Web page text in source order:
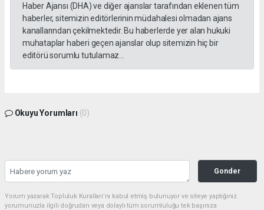
Haber Ajansı (DHA) ve diğer ajanslar tarafından eklenen tüm
haberler, sitemizin editörlerinin müdahalesi olmadan ajans
kanallarından çekilmektedir. Bu haberlerde yer alan hukuki
muhataplar haberi geçen ajanslar olup sitemizin hiç bir
editörü sorumlu tutulamaz...
Okuyu Yorumları (0)
Gonder
Yorum yazarak Topluluk Kuralları’nı kabul etmiş bulunuyor ve siteye yaptığınız
yorumunuzla ilgili doğrudan veya dolaylı tüm sorumluluğu tek başınıza